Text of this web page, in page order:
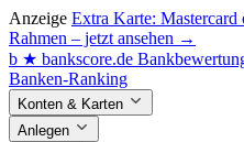
Anzeige Extra Karte: Mastercard
Rahmen – jetzt ansehen →
b ★ bankscore.de
Banken-Ranking
Konten & Karten
Anlegen